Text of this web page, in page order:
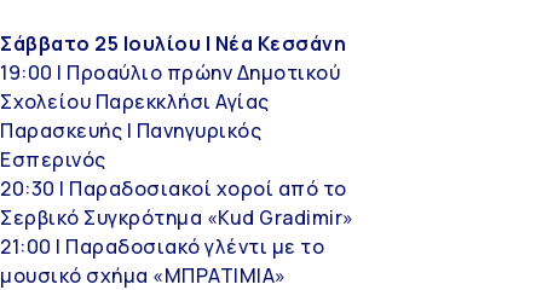
Σάββατο 25 Ιουλίου | Νέα Κεσσάνη
19:00 | Προαύλιο πρώην Δημοτικού
Σχολείου Παρεκκλήσι Αγίας
Παρασκευής | Πανηγυρικός
Εσπερινός
20:30 | Παραδοσιακοί χοροί από το
Σερβικό Συγκρότημα «Kud Gradimir»
21:00 | Παραδοσιακό γλέντι με το
μουσικό σχήμα «ΜΠΡΑΤΙΜΙΑ»